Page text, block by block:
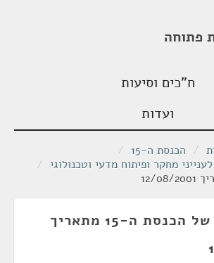
פתוחה
ח"כים וסיעות
ועדות
/ הכנסת ה-15
/
מחקר ופיתוח מדעי וטכנולוגי /
ישיבת ועדה של הכנסת ה-15 מתאריך